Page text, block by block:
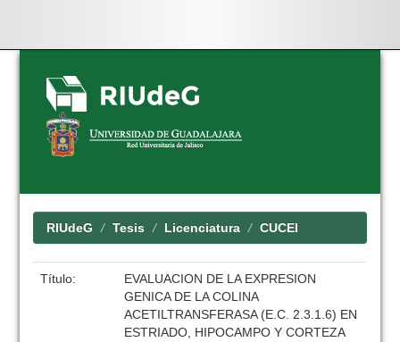
Skip
navigation
RIUdeG Tesis Licenciatura CUCEI
Título:
EVALUACION DE LA EXPRESION
GENICA DE LA COLINA
ACETILTRANSFERASA (E.C. 2.3.1.6) EN
ESTRIADO, HIPOCAMPO Y CORTEZA